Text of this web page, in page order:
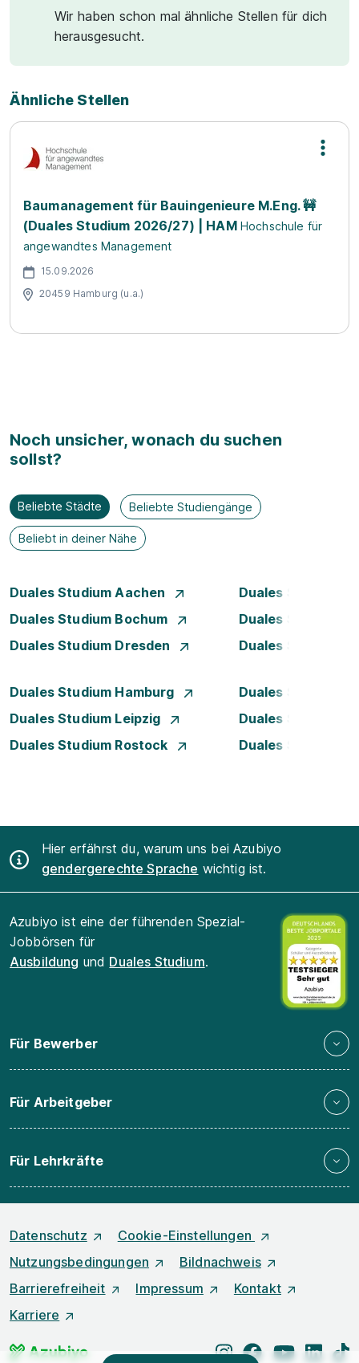
Wir haben schon mal ähnliche Stellen für dich
herausgesucht.
Ähnliche Stellen
Baumanagement für Bauingenieure M.Eng. 🚧
(Duales Studium 2026/27) | HAM Hochschule für
angewandtes Management
15.09.2026
20459 Hamburg (u.a.)
Noch unsicher, wonach du suchen
sollst?
Beliebte Städte Beliebte Studiengänge
Beliebt in deiner Nähe
Duales Studium Aachen
Duales Studium
Duales Studium Bochum
Duales Studium
Duales Studium Dresden
Duales Studium
Duales Studium Hamburg
Duales Studium
Duales Studium Leipzig
Duales Studium
Duales Studium Rostock
Duales Studium
Hier erfährst du, warum uns bei Azubiyo
gendergerechte Sprache wichtig ist.
Azubiyo ist eine der führenden Spezial-
Jobbörsen für
Ausbildung und Duales Studium.
Für Bewerber
Für Arbeitgeber
Für Lehrkräfte
Datenschutz
Cookie-Einstellungen
Nutzungsbedingungen
Bildnachweis
Barrierefreiheit
Impressum
Kontakt
Karriere
instagram
facebook
youtube